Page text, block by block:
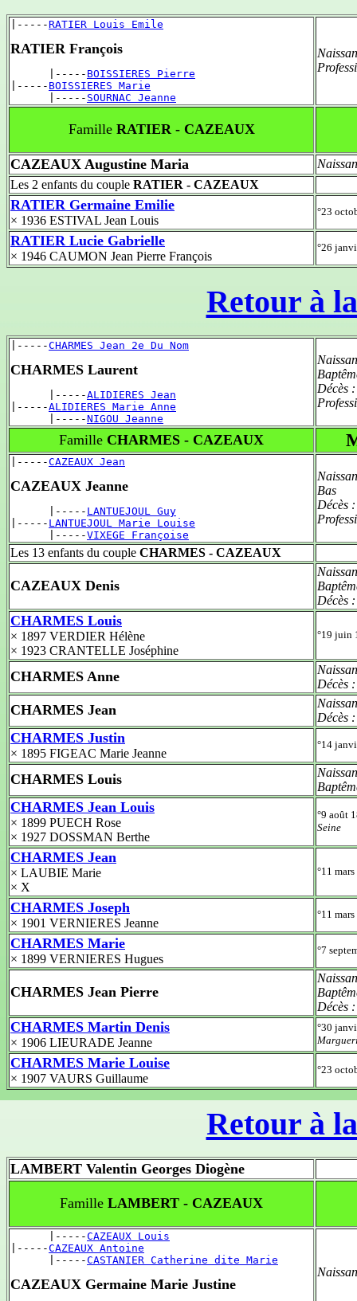
|-----RATIER Louis Emile
RATIER François
      |-----
BOISSIERES Pierre
|----- BOISSIERES Marie
      |-----
SOURNAC Jeanne
FamilleRATIER - CAZEAUX
CAZEAUX Augustine Maria
Les 2 enfants du couple RATIER - CAZEAUX
RATIER Germaine Emilie
× 1936 ESTIVAL Jean Louis
°23
RATIER Lucie Gabrielle
× 1946 CAUMON Jean Pierre François
°26
Retour à
|-----CHARMES Jean 2e Du Nom
CHARMES Laurent
      |-----
ALIDIERES Jean
|-----ALIDIERES Marie Anne
      |-----
NIGOU Jeanne
Décès
Famille CHARMES - CAZEAUX
|-----CAZEAUX Jean
CAZEAUX Jeanne
      |-----
LANTUEJOUL Guy
|----- LANTUEJOUL Marie Louise
      |-----
VIXEGE Françoise
Bas
Décès
Les 13 enfants du couple CHARMES - CAZEAUX
CAZEAUX Denis
Décès
CHARMES Louis
× 1897 VERDIER Hélène
× 1923 CRANTELLE Joséphine
°19 juin
CHARMES Anne
Décès
CHARMES Jean
Décès
CHARMES Justin
× 1895 FIGEAC Marie Jeanne
°14
CHARMES Louis
CHARMES Jean Louis
× 1899 PUECH Rose
× 1927 DOSSMAN Berthe
°9 août
Seine
CHARMES Jean
× LAUBIE Marie
× X
°11
CHARMES Joseph
× 1901 VERNIERES Jeanne
°11
CHARMES Marie
× 1899 VERNIERES Hugues
°7
CHARMES Jean Pierre
Décès
CHARMES Martin Denis
× 1906 LIEURADE Jeanne
°30
CHARMES Marie Louise
× 1907 VAURS Guillaume
°23
Retour à
LAMBERT Valentin Georges Diogène
Famille LAMBERT - CAZEAUX
      |-----
CAZEAUX Louis
|-----CAZEAUX Antoine
      |-----
CASTANIER Catherine dite Marie
CAZEAUX Germaine Marie Justine